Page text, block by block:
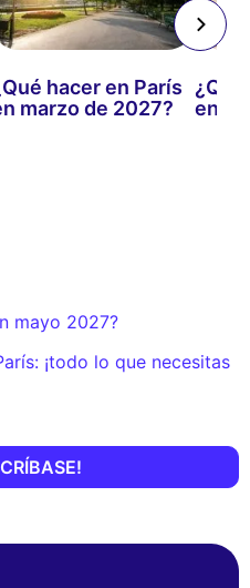
hacer en París
marzo de 2027?
en
mayo 2027?
¡todo lo que necesitas